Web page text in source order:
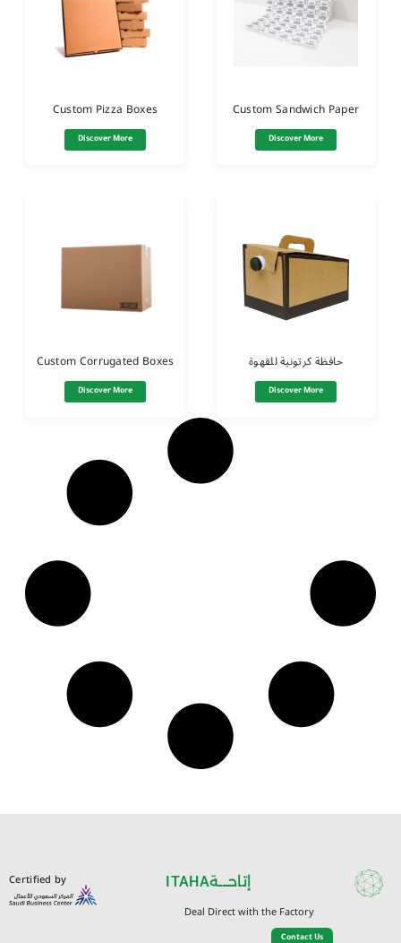
Custom Pizza Boxes
Discover More
Custom Sandwich Paper
Discover More
Custom Corrugated Boxes
Discover More
حافظة كرتونية للقهوة
Discover More
Certified by ITAHAإتاحـــة
Deal Direct with the Factory
Contact Us